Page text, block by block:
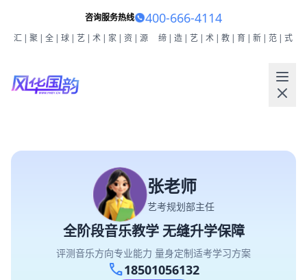
咨询服务热线 400-666-4114
汇|聚|全|球|艺|术|家|资|源 缔|造|艺|术|教|育|新|范|式
张老师
艺考规划部主任
全阶段音乐教学 无缝升学保障
评测音乐方向专业能力 量身定制适考学习方案
call18501056132